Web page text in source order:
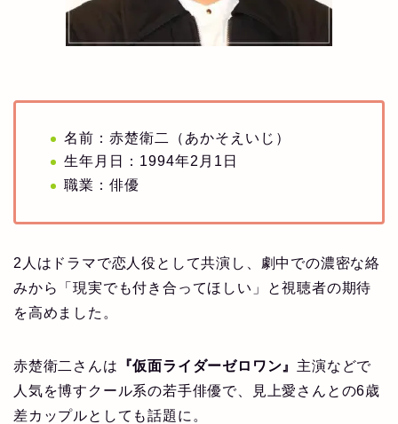
名前：赤楚衛二（あかそえいじ）
生年月日：1994年2月1日
職業：俳優
2人はドラマで恋人役として共演し、劇中での濃密な絡
みから「現実でも付き合ってほしい」と視聴者の期待
を高めました。
赤楚衛二さんは 『仮面ライダーゼロワン』 主演などで
人気を博すクール系の若手俳優で、見上愛さんとの6歳
差カップルとしても話題に。